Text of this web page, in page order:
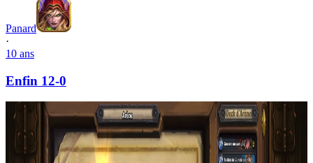
Panard
·
10 ans
Enfin 12-0